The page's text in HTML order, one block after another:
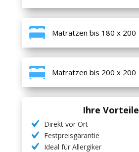
Matratzen bis 180 x 200
Matratzen bis 200 x 200
Ihre Vorteile
Direkt vor Ort
Festpreisgarantie
Ideal für Allergiker